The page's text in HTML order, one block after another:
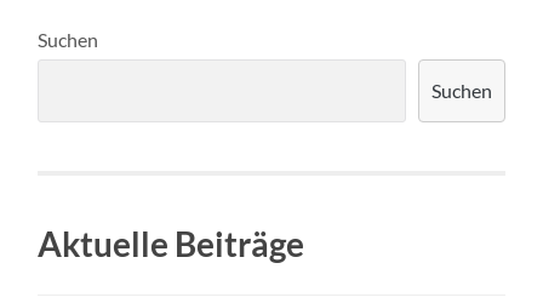
Suchen
Suchen
Aktuelle Beiträge